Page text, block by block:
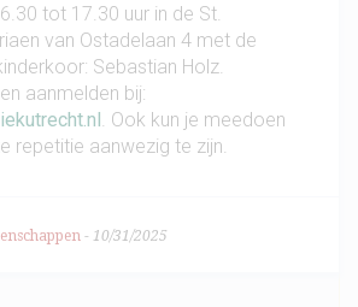
tot 17.30 uur in de St.
van Ostadelaan 4 met de
Sebastian Holz.
aanmelden bij:
Ook kun je meedoen
repetitie aanwezig te zijn.
- 10/31/2025